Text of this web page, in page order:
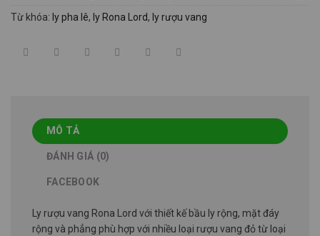
Từ khóa: ly pha lê, ly Rona Lord, ly rượu vang
MÔ TẢ
ĐÁNH GIÁ (0)
FACEBOOK
Ly rượu vang Rona Lord với thiết kế bầu ly rộng, mặt đáy
rộng và phẳng phù hợp với nhiều loại rượu vang đỏ từ loại